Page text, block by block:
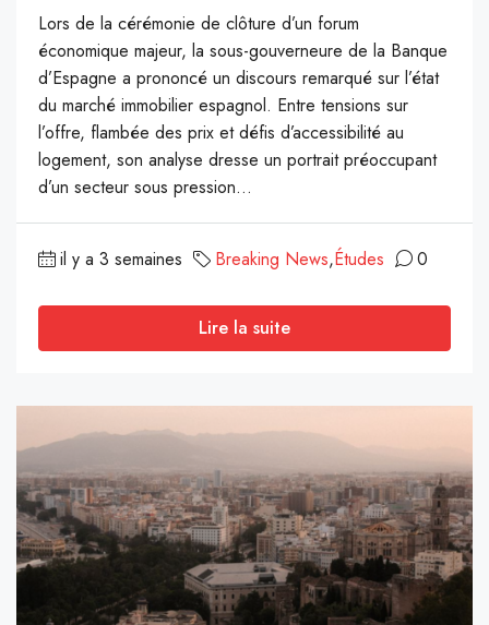
Lors de la cérémonie de clôture d’un forum
économique majeur, la sous-gouverneure de la Banque
d’Espagne a prononcé un discours remarqué sur l’état
du marché immobilier espagnol. Entre tensions sur
l’offre, flambée des prix et défis d’accessibilité au
logement, son analyse dresse un portrait préoccupant
d’un secteur sous pression...
il y a 3 semaines Breaking News,Études 0
Lire la suite